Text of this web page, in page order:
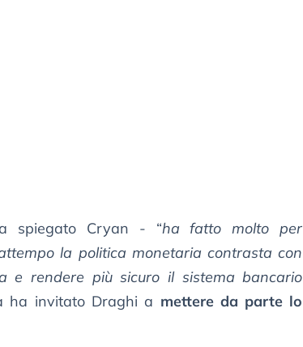
spiegato Cryan - “ha fatto molto per
la politica monetaria contrasta con
e rendere più sicuro il sistema bancario
ha invitato Draghi a mettere da parte lo